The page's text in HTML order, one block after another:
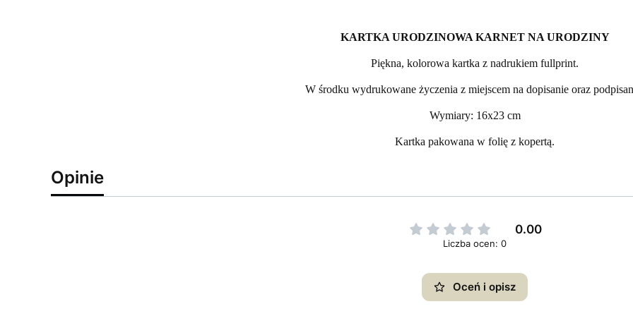
KARTKA URODZINOWA KARNET NA URODZINY
Piękna, kolorowa kartka z nadrukiem fullprint.
W środku wydrukowane życzenia z miejscem na dopisanie oraz
Wymiary: 16x23 cm
Kartka pakowana w folię z kopertą.
Opinie
0.00
Liczba ocen: 0
Oceń i opisz